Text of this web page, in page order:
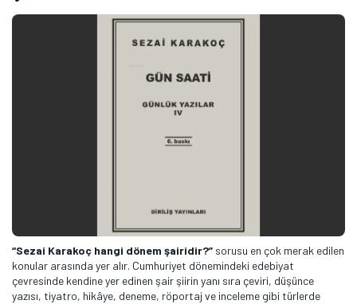
“Sezai Karakoç hangi dönem şairidir?” sorusu en çok merak edilen
konular arasında yer alır. Cumhuriyet dönemindeki edebiyat
çevresinde kendine yer edinen şair şiirin yanı sıra çeviri, düşünce
yazısı, tiyatro, hikâye, deneme, röportaj ve inceleme gibi türlerde